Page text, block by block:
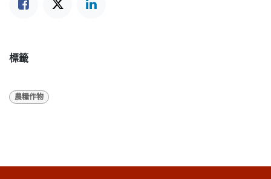
標籤
農糧作物